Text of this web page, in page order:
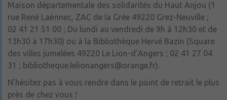
Maison départementale des solidarités du Haut Anjou (1
rue René Laënnec, ZAC de la Grée 49220 Grez-Neuville ;
02 41 21 51 00 ; Du lundi au vendredi de 9h à 12h30 et de
13h30 à 17h30) ou à la Bibliothèque Hervé Bazin (Square
des villes jumelées 49220 Le Lion-d’Angers ; 02 41 27 04
31 ; bibliotheque.lelionangers@orange.fr).
N’hésitez pas à vous rendre dans le point de retrait le plus
près de chez vous !